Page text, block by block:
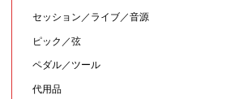
セッション／ライブ／音源
ピック／弦
ペダル／ツール
代用品